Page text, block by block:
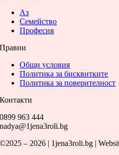
Аз
Семейство
Професия
Правни
Общи условия
Политика за бисквитките
Политика за поверителност
Контакти
0899 963 444
nadya@1jena3roli.bg
©2025 – 2026 | 1jena3roli.bg |